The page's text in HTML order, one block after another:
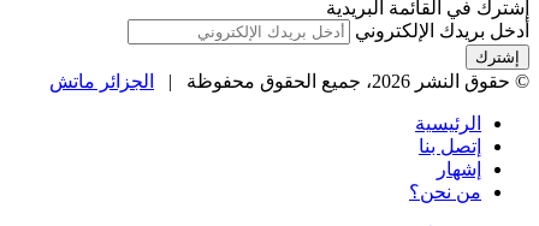
إشترك في القائمة البريدية
أدخل بريدك الإلكتروني
© حقوق النشر 2026، جميع الحقوق محفوظة | الجزائر ماتش
الرئيسية
إتصل بنا
إشهار
من نحن؟